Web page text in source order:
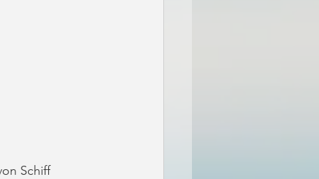
Schiff